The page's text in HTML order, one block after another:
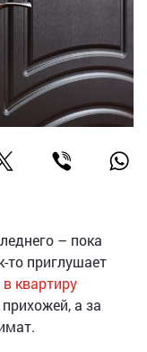
– пока
то приглушает
квартиру
а за